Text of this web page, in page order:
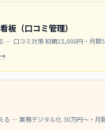
板（口コミ管理）
― 口コミ対策 初期15,000円・月額
→
る ― 業務デジタル化 30万円〜・月